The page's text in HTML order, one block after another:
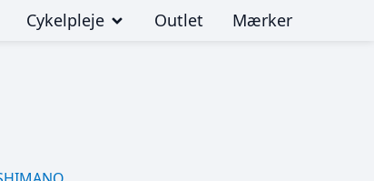
Cykelpleje Outlet Mærker